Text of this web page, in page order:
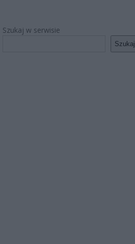
Szukaj w serwisie
Szukaj